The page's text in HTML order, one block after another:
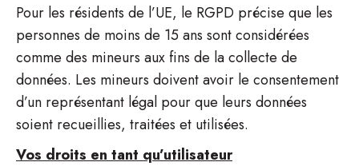
Pour les résidents de l’UE, le RGPD précise que les
personnes de moins de 15 ans sont considérées
comme des mineurs aux fins de la collecte de
données. Les mineurs doivent avoir le consentement
d’un représentant légal pour que leurs données
soient recueillies, traitées et utilisées.
Vos droits en tant qu’utilisateur